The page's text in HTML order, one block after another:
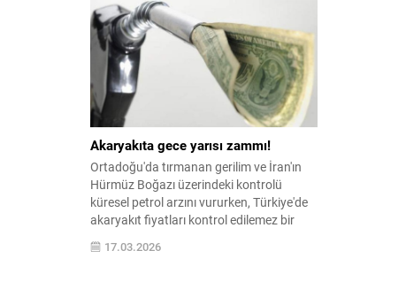
Akaryakıta gece yarısı zammı!
Ortadoğu'da tırmanan gerilim ve İran'ın
Hürmüz Boğazı üzerindeki kontrolü
küresel petrol arzını vururken, Türkiye'de
akaryakıt fiyatları kontrol edilemez bir
boyuta ulaştı. Benzine bu gece yarısından
itibaren geçerli olmak üzere yeni bir zam
17.03.2026